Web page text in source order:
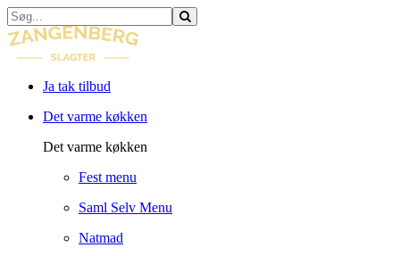
Ja tak tilbud
Det varme køkken
Det varme køkken
Fest menu
Saml Selv Menu
Natmad